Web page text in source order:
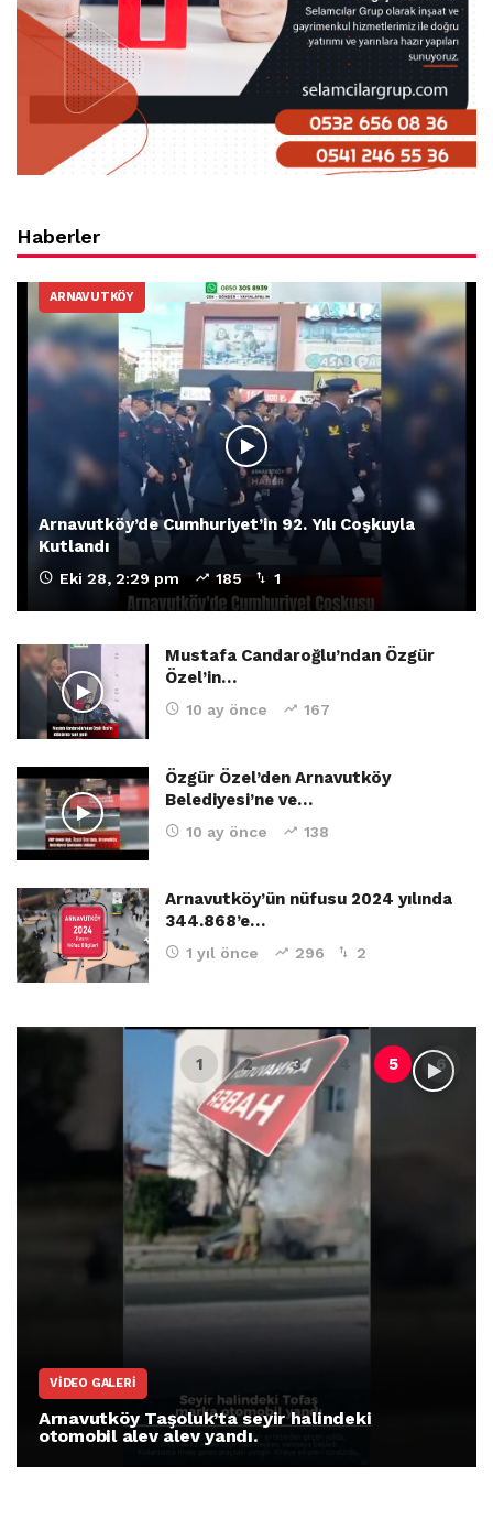
Haberler
ARNAVUTKÖY
Arnavutköy’de Cumhuriyet’in 92. Yılı Coşkuyla
Kutlandı
Eki 28, 2:29 pm 185 1
Mustafa Candaroğlu’ndan Özgür
Özel’in…
10 ay önce 167
Özgür Özel’den Arnavutköy
Belediyesi’ne ve…
10 ay önce 138
Arnavutköy’ün nüfusu 2024 yılında
344.868’e…
1 yıl önce 296 2
VIDEO GALERI
Arnavutköy Taşoluk’ta seyir halindeki
otomobil alev alev yandı.